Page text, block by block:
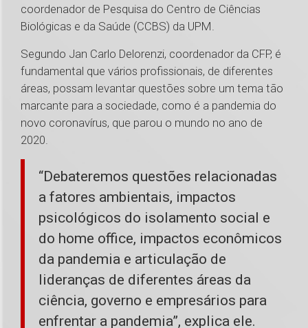
coordenador de Pesquisa do Centro de Ciências
Biológicas e da Saúde (CCBS) da UPM.
Segundo Jan Carlo Delorenzi, coordenador da CFP, é
fundamental que vários profissionais, de diferentes
áreas, possam levantar questões sobre um tema tão
marcante para a sociedade, como é a pandemia do
novo coronavírus, que parou o mundo no ano de
2020.
“Debateremos questões relacionadas
a fatores ambientais, impactos
psicológicos do isolamento social e
do home office, impactos econômicos
da pandemia e articulação de
lideranças de diferentes áreas da
ciência, governo e empresários para
enfrentar a pandemia”, explica ele.